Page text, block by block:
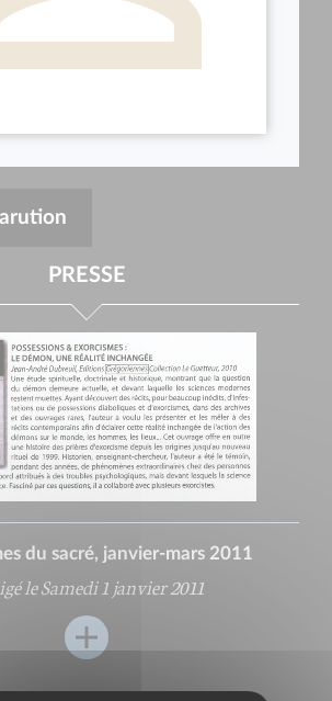
PRESSE
du sacré, janvier-mars 2011
le Samedi 1 janvier 2011